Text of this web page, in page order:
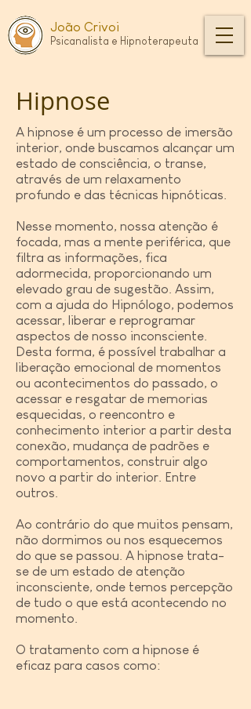
João Crivoi
Psicanalista e Hipnoterapeuta
Hipnose
A hipnose é um processo de imersão
interior, onde buscamos alcançar um
estado de consciência, o transe,
através de um relaxamento
profundo e das técnicas hipnóticas.
Nesse momento, nossa atenção é
focada, mas a mente periférica, que
filtra as informações, fica
adormecida, proporcionando um
elevado grau de sugestão. Assim,
com a ajuda do Hipnólogo, podemos
acessar, liberar e reprogramar
aspectos de nosso inconsciente.
Desta forma, é possível trabalhar a
liberação emocional de momentos
ou acontecimentos do passado, o
acessar e resgatar de memorias
esquecidas, o reencontro e
conhecimento interior a partir desta
conexão, mudança de padrões e
comportamentos, construir algo
novo a partir do interior. Entre
outros.
Ao contrário do que muitos pensam,
não dormimos ou nos esquecemos
do que se passou. A hipnose trata-
se de um estado de atenção
inconsciente, onde temos percepção
de tudo o que está acontecendo no
momento.
O tratamento com a hipnose é
eficaz para casos como: